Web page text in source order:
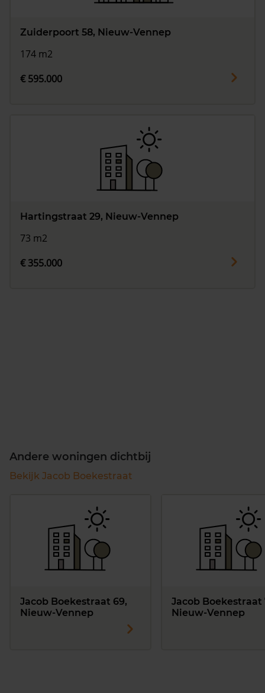
Zuiderpoort 58, Nieuw-Vennep
174 m2
€ 595.000
Hartingstraat 29, Nieuw-Vennep
73 m2
€ 355.000
Andere woningen dichtbij
Bekijk Jacob Boekestraat
Jacob Boekestraat 69,
Nieuw-Vennep
Jacob Boekestraat
Nieuw-Vennep